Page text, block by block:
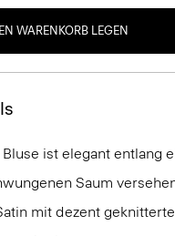
WARENKORB LEGEN
ist elegant entlang
Saum
mit dezent